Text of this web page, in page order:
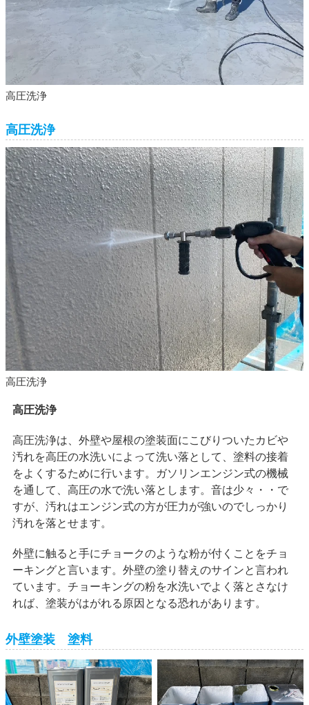
高圧洗浄
高圧洗浄
高圧洗浄
高圧洗浄
高圧洗浄は、外壁や屋根の塗装面にこびりついたカビや
汚れを高圧の水洗いによって洗い落として、塗料の接着
をよくするために行います。ガソリンエンジン式の機械
を通して、高圧の水で洗い落とします。音は少々・・で
すが、汚れはエンジン式の方が圧力が強いのでしっかり
汚れを落とせます。
外壁に触ると手にチョークのような粉が付くことをチョ
ーキングと言います。外壁の塗り替えのサインと言われ
ています。チョーキングの粉を水洗いでよく落とさなけ
れば、塗装がはがれる原因となる恐れがあります。
外壁塗装 塗料